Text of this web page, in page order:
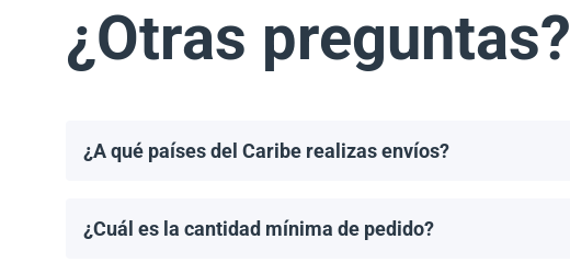
¿Otras preguntas?
¿A qué países del Caribe realizas envíos?
¿Cuál es la cantidad mínima de pedido?